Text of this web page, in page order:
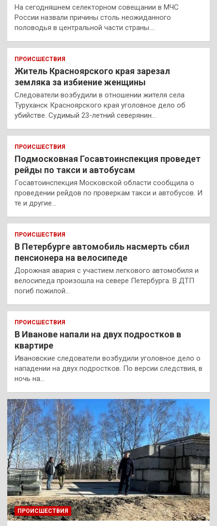
На сегодняшнем селекторном совещании в МЧС
России назвали причины столь неожиданного
половодья в центральной части страны.…
ПРОИСШЕСТВИЯ
Житель Красноярского края зарезал
земляка за избиение женщины
Следователи возбудили в отношении жителя села
Туруханск Красноярского края уголовное дело об
убийстве. Судимый 23-летний северянин…
ПРОИСШЕСТВИЯ
Подмосковная Госавтоинспекция проведет
рейды по такси и автобусам
Госавтоинспекция Московской области сообщила о
проведении рейдов по проверкам такси и автобусов. И
те и другие…
ПРОИСШЕСТВИЯ
В Петербурге автомобиль насмерть сбил
пенсионера на велосипеде
Дорожная авария с участием легкового автомобиля и
велосипеда произошла на севере Петербурга. В ДТП
погиб пожилой…
ПРОИСШЕСТВИЯ
В Иванове напали на двух подростков в
квартире
Ивановские следователи возбудили уголовное дело о
нападении на двух подростков. По версии следствия, в
ночь на…
ПРОИСШЕСТВИЯ